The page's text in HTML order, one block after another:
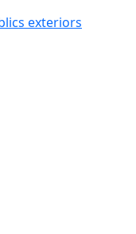
exteriors